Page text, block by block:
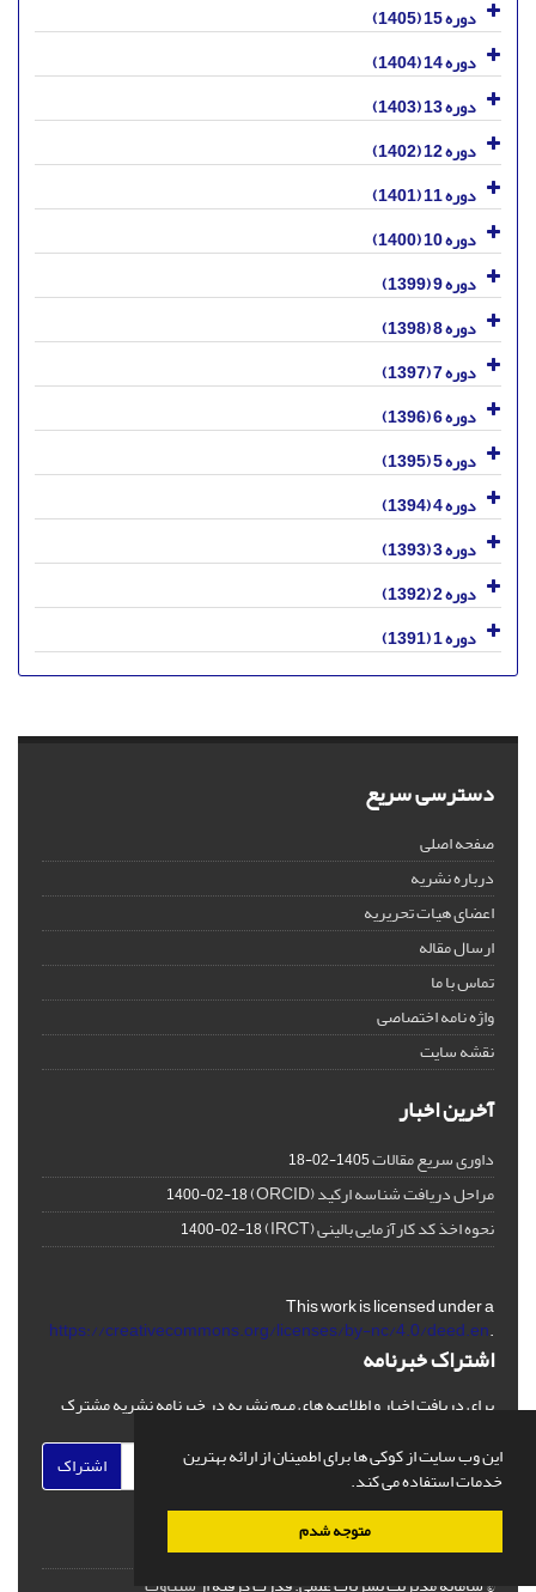
این وب سایت از کوکی ها برای اطمینان از ارائه بهترین
خدمات استفاده می کند.
متوجه شدم
دوره 15 (1405)
دوره 14 (1404)
دوره 13 (1403)
دوره 12 (1402)
دوره 11 (1401)
دوره 10 (1400)
دوره 9 (1399)
دوره 8 (1398)
دوره 7 (1397)
دوره 6 (1396)
دوره 5 (1395)
دوره 4 (1394)
دوره 3 (1393)
دوره 2 (1392)
دوره 1 (1391)
دسترسی سریع
صفحه اصلی
درباره نشریه
اعضای هیات تحریریه
ارسال مقاله
تماس با ما
واژه نامه اختصاصی
نقشه سایت
آخرین اخبار
داوری سریع مقالات1405-02-18
مراحل دریافت شناسه ارکید (ORCID) 1400-02-18
نحوه اخذ کد کارآزمایی بالینی (IRCT) 1400-02-18
This work is licensed under a
https://creativecommons.org/licenses/by-nc/4.0/deed.en.
اشتراک خبرنامه
برای دریافت اخبار و اطلاعیه های مهم نشریه در خبرنامه نشریه مشترک
اشتراک